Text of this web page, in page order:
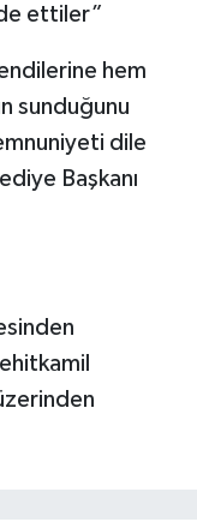
ettiler”
hem
sunduğunu
dile
Başkanı